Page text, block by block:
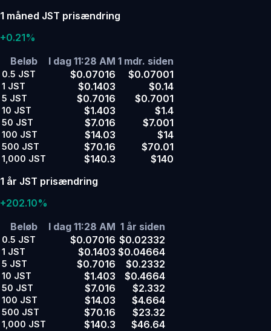
1 måned JST prisændring
+0.21%
Beløb
I dag 11:28 AM 1 mdr. siden
0.5 JST $0.07016 $0.07001
1 JST $0.1403 $0.14
5 JST $0.7016 $0.7001
10 JST $1.403 $1.4
50 JST $7.016 $7.001
100 JST $14.03 $14
500 JST $70.16 $70.01
1,000 JST $140.3
$140
1 år JST prisændring
+202.10%
Beløb
I dag 11:28 AM 1 år siden
0.5 JST $0.07016 $0.02332
1 JST $0.1403 $0.04664
5 JST $0.7016 $0.2332
10 JST $1.403 $0.4664
50 JST $7.016 $2.332
100 JST $14.03 $4.664
500 JST $70.16 $23.32
1,000 JST $140.3
$46.64